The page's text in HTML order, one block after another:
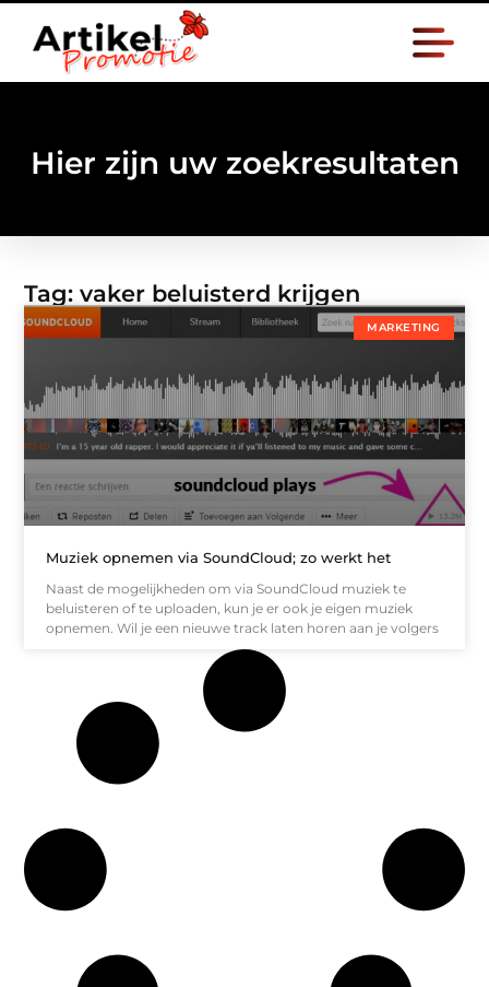
Hier zijn uw zoekresultaten
Tag: vaker beluisterd krijgen
MARKETING
Muziek opnemen via SoundCloud; zo werkt het
Naast de mogelijkheden om via SoundCloud muziek te
beluisteren of te uploaden, kun je er ook je eigen muziek
opnemen. Wil je een nieuwe track laten horen aan je volgers